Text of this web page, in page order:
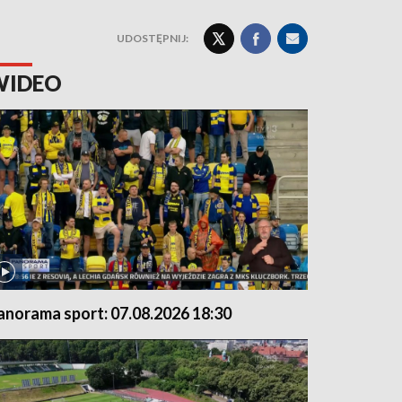
UDOSTĘPNIJ:
sport: 07.08.2026 18:30